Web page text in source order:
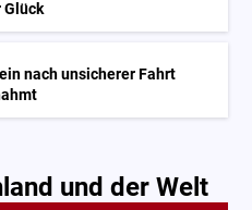
Glück
nach unsicherer Fahrt
und der Welt